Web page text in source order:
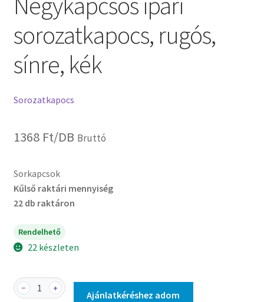
sorozatkapocs, rugós,
sínre, kék
Sorozatkapocs
1368 Ft/DB Bruttó
Sorkapcsok
Kűlső raktári mennyiség
22 db raktáron
Rendelhető
22 készleten
TSKB4/4K
− +
Ajánlatkéréshez adom